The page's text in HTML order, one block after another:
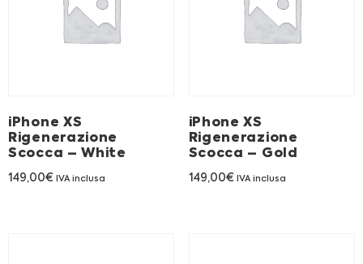
iPhone XS
Rigenerazione
Scocca – White
149,00€ IVA inclusa
iPhone XS
Rigenerazione
Scocca – Gold
149,00€ IVA inclusa